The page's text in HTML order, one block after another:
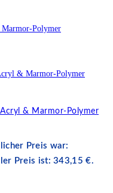
& Marmor-Polymer
Preis war:
Preis ist: 343,15 €.